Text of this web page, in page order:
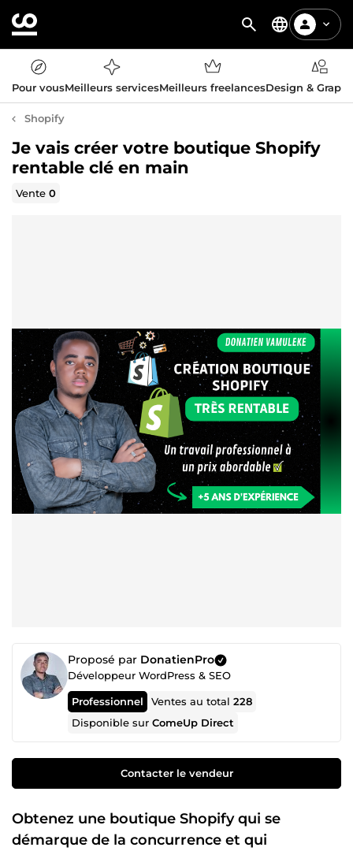
Pour vousMeilleurs servicesMeilleurs freelancesDesign &
Shopify
Je vais créer votre boutique Shopify
rentable clé en main
Vente0
Proposé par DonatienPro
Développeur WordPress & SEO
Professionnel Ventes au total228
Disponible surComeUp Direct
Contacter le vendeur
Obtenez une boutique Shopify qui se
démarque de la concurrence et qui